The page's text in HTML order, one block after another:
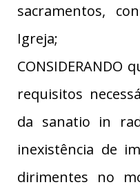
sacramentos,
Igreja;
CONSIDERANDO
requisitos
da sanatio in
inexistência de
dirimentes no